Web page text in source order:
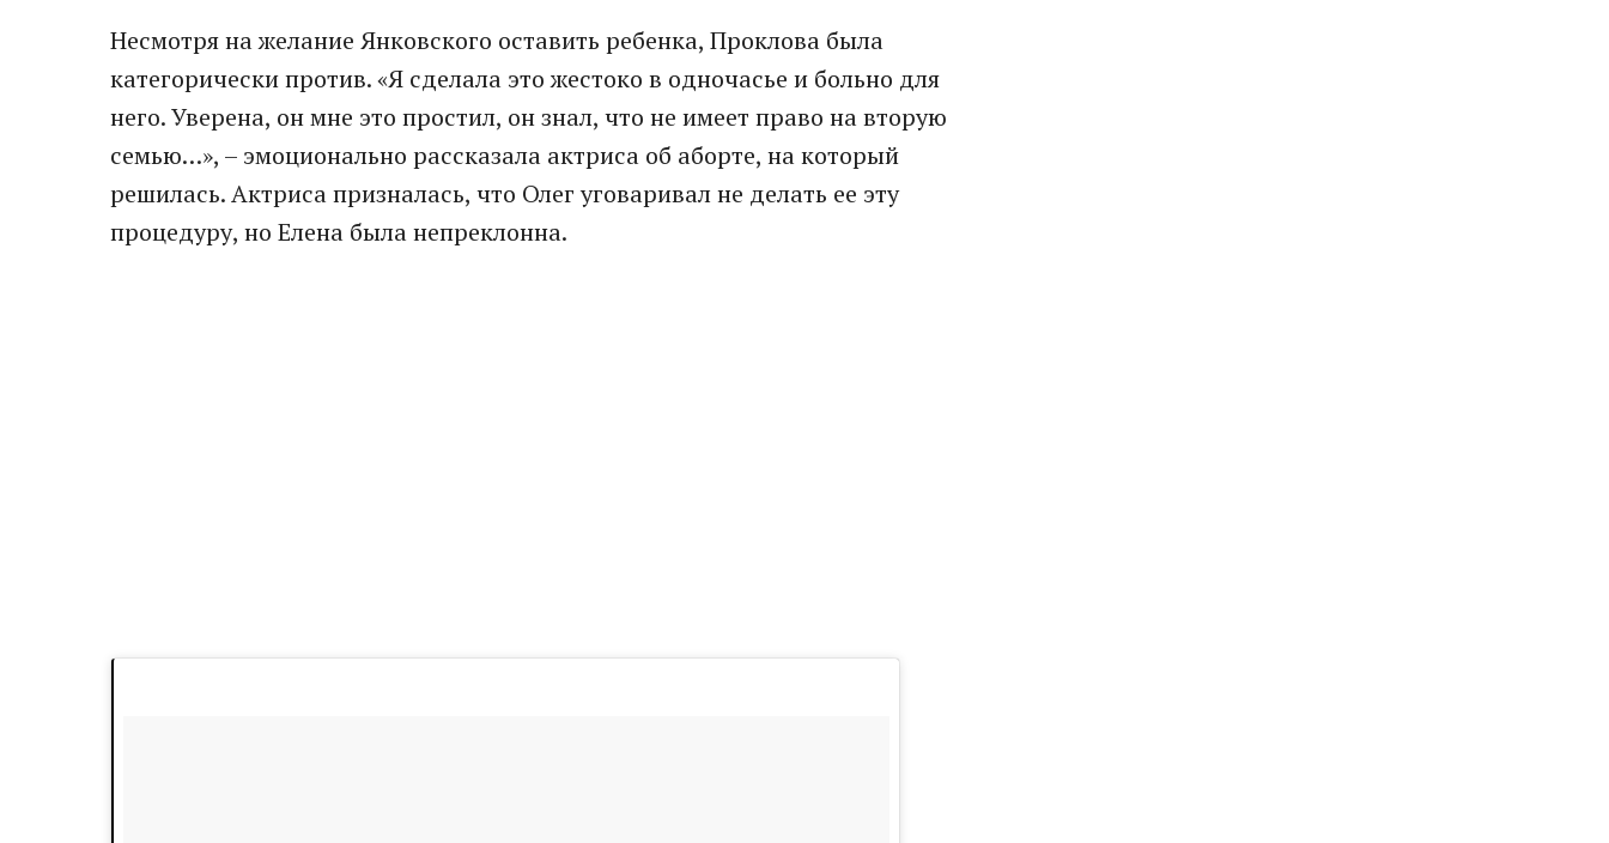
Несмотря на желание Янковского оставить ребенка, Проклова была
категорически против. «Я сделала это жестоко в одночасье и больно для
него. Уверена, он мне это простил, он знал, что не имеет право на вторую
семью…», – эмоционально рассказала актриса об аборте, на который
решилась. Актриса призналась, что Олег уговаривал не делать ее эту
процедуру, но Елена была непреклонна.